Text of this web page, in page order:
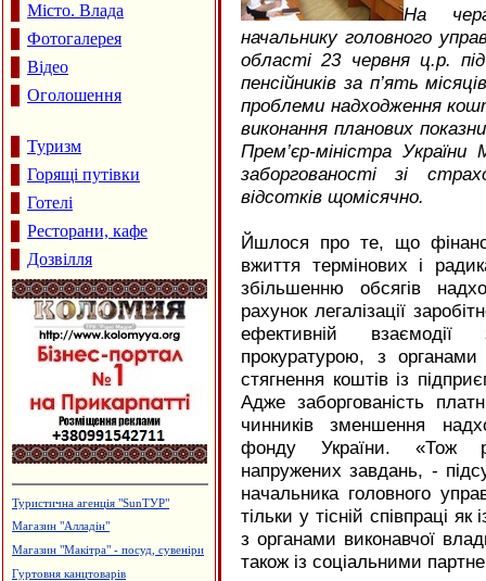
Місто. Влада
Фотогалерея
Відео
Оголошення
Туризм
Горящі путівки
Готелі
Ресторани, кафе
Дозвілля
Садиба зеленого туризму "Магнолія"
Магазин "ГрАвіс"
Дзвони церковні
Салон-магазин "Меблі"
На
начальнику головного
області 23 червня ц.р.
пенсійників за п’ять
проблеми надходження
виконання планових
Прем’єр-міністра
заборгованості зі
відсотків щомісячно.
Йшлося про те, що
вжиття термінових і
збільшенню обсягів
рахунок легалізації
ефективній
прокуратурою, з
стягнення коштів із
Адже заборгованість
чинників зменшення
фонду України. «Тож
напружених завдань, -
начальника головного
тільки у тісній співпраці
з органами виконавчої
також із соціальними